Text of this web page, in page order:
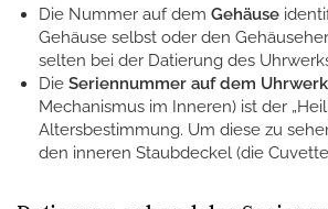
Die Nummer auf dem Gehäuse
Gehäuse selbst oder den
selten bei der Datierung des
Die Seriennummer auf dem Uhrwerk
Mechanismus im Inneren) ist der
Altersbestimmung. Um diese zu
den inneren Staubdeckel (die